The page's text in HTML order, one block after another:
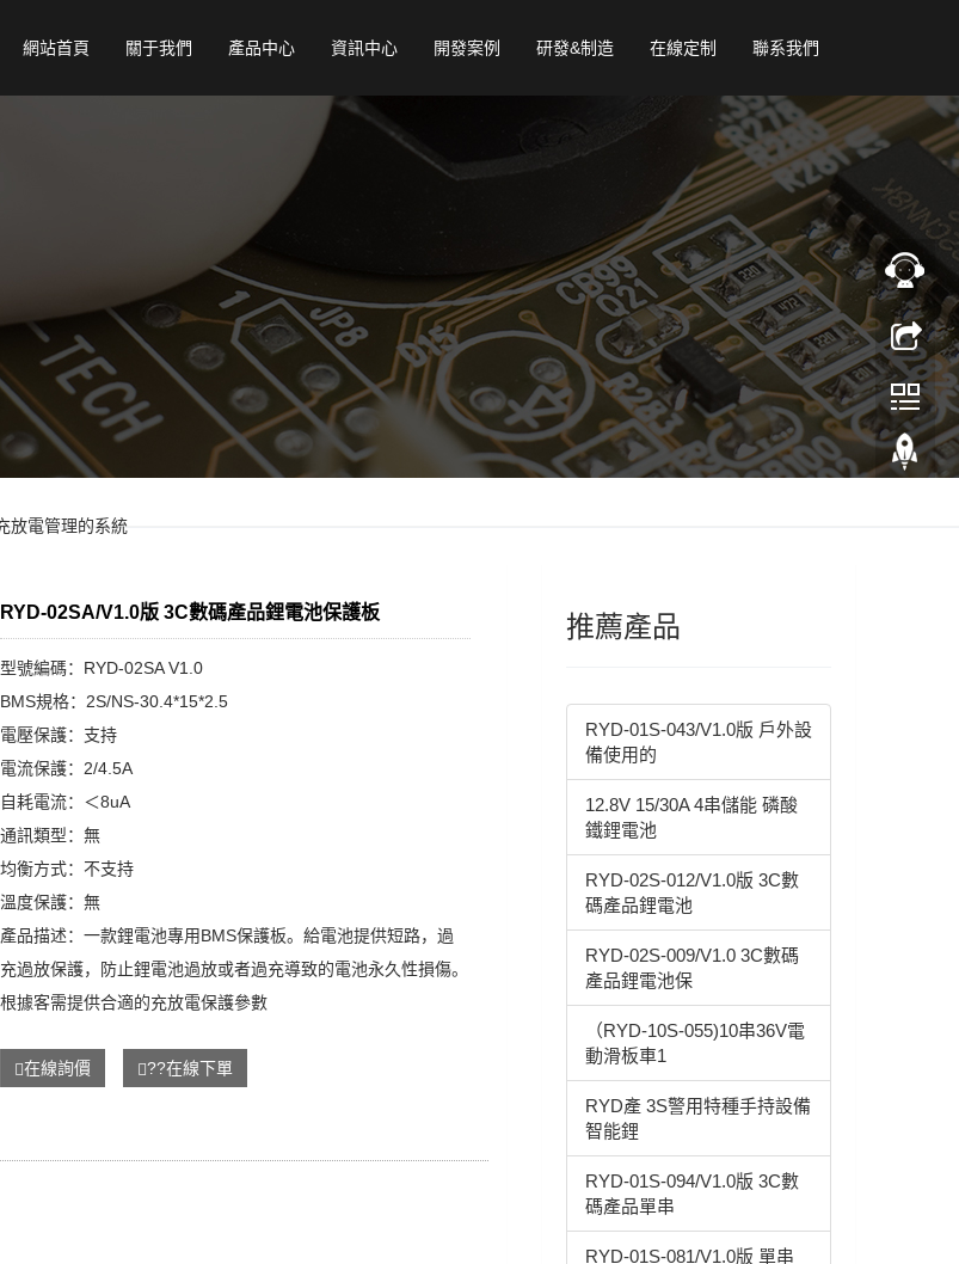
網站首頁 關于我們 產品中心 資訊中心 開發案例 研發&制造 在線定制 聯系我們
放電管理的系統
RYD-02SA/V1.0版 3C數碼產品鋰電池保護板
型號編碼：RYD-02SA V1.0
BMS規格：2S/NS-30.4*15*2.5
電壓保護：支持
電流保護：2/4.5A
自耗電流：＜8uA
通訊類型：無
均衡方式：不支持
溫度保護：無
產品描述：一款鋰電池專用BMS保護板。給電池提供短路，過
充過放保護，防止鋰電池過放或者過充導致的電池永久性損傷。
根據客需提供合適的充放電保護參數
在線詢價 ??在線下單
推薦產品
RYD-01S-043/V1.0版 戶外設
備使用的
12.8V 15/30A 4串儲能 磷酸
鐵鋰電池
RYD-02S-012/V1.0版 3C數
碼產品鋰電池
RYD-02S-009/V1.0 3C數碼
產品鋰電池保
（RYD-10S-055)10串36V電
動滑板車1
RYD產 3S警用特種手持設備
智能鋰
RYD-01S-094/V1.0版 3C數
碼產品單串
RYD-01S-081/V1.0版 單串